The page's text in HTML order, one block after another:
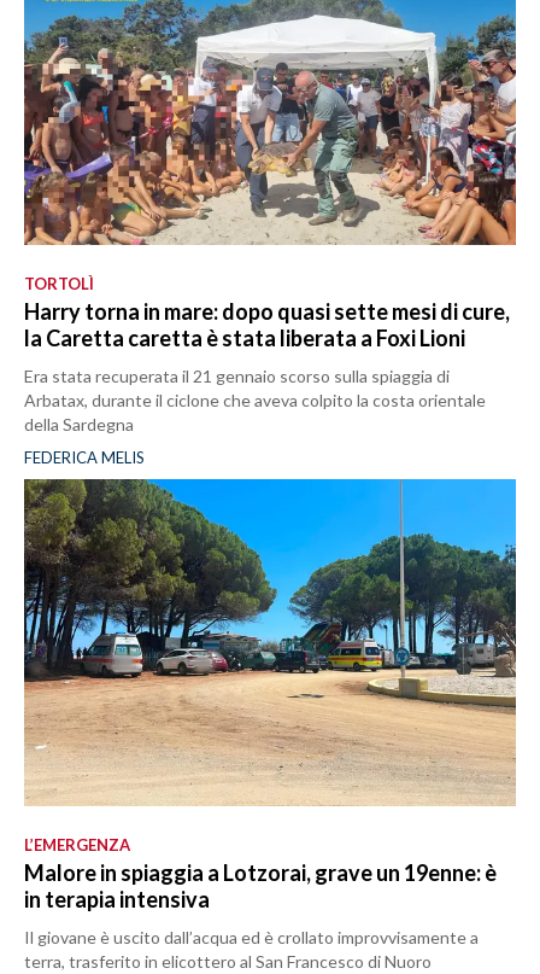
TORTOLÌ
Harry torna in mare: dopo quasi sette mesi di cure,
la Caretta caretta è stata liberata a Foxi Lioni
Era stata recuperata il 21 gennaio scorso sulla spiaggia di
Arbatax, durante il ciclone che aveva colpito la costa orientale
della Sardegna
FEDERICA MELIS
L’EMERGENZA
Malore in spiaggia a Lotzorai, grave un 19enne: è
in terapia intensiva
Il giovane è uscito dall’acqua ed è crollato improvvisamente a
terra, trasferito in elicottero al San Francesco di Nuoro